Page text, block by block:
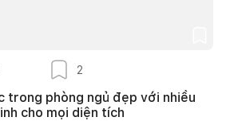
2
trong phòng ngủ đẹp với nhiều
cho mọi diện tích